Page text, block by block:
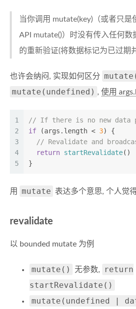
当你调用 mutate(key)（或者只是
API mutate()）时没有传入任何数
的重新验证(将数据标记为已过期
也许会纳闷, 实现如何区分
mutate(undefined) , 使用
1
2
3
4
5
// If there is no new data
if (args. length < 3) {
// Revalidate and
return startRevalidate()
}
用 mutate 表达多个意思, 个人觉
revalidate
以 bounded mutate 为例
mutate() 无参数,
return
startRevalidate()
mutate(undefined |